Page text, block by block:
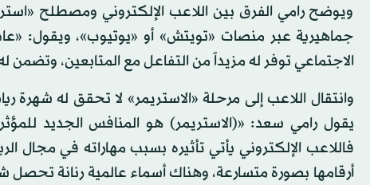
ويوضح رامي الفرق بين اللاعب الإلكتروني ومصطلح
جماهيرية عبر منصات «تويتش» أو «يوتيوب»، ويقول:
الاجتماعي توفر له مزيداً من التفاعل مع المتابعين، وتضمن
وانتقال اللاعب إلى مرحلة «الاستريمر» لا تحقق له
يقول رامي سعد: «(الاستريمر) هو المنافس الجديد
فاللاعب الإلكتروني يأتي تأثيره بسبب مهاراته في مجال
أرقامها بصورة متسارعة، وهناك أسماء عالمية رنانة تحصل